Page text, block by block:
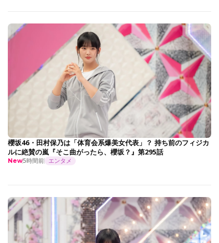
櫻坂46・田村保乃は「体育会系爆美女代表」？ 持ち前のフィジカ
ルに絶賛の嵐『そこ曲がったら、櫻坂？』第295話
New5時間前 エンタメ